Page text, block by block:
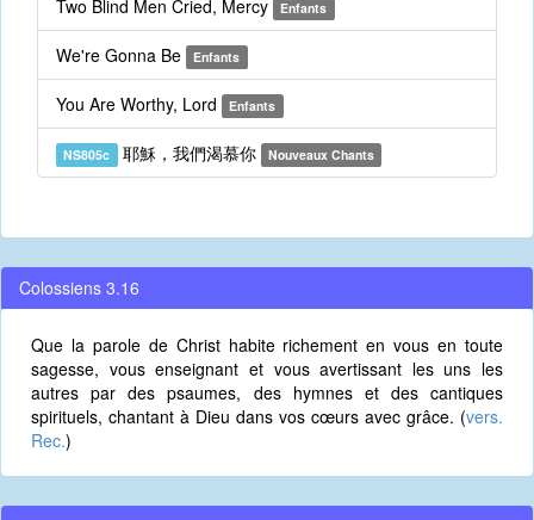
Two Blind Men Cried, Mercy Enfants
We're Gonna Be Enfants
You Are Worthy, Lord Enfants
NS805c 耶穌，我們渴慕你 Nouveaux Chants
Colossiens 3.16
Que la parole de Christ habite richement en vous en toute
sagesse, vous enseignant et vous avertissant les uns les
autres par des psaumes, des hymnes et des cantiques
spirituels, chantant à Dieu dans vos cœurs avec grâce. (vers.
Rec.)